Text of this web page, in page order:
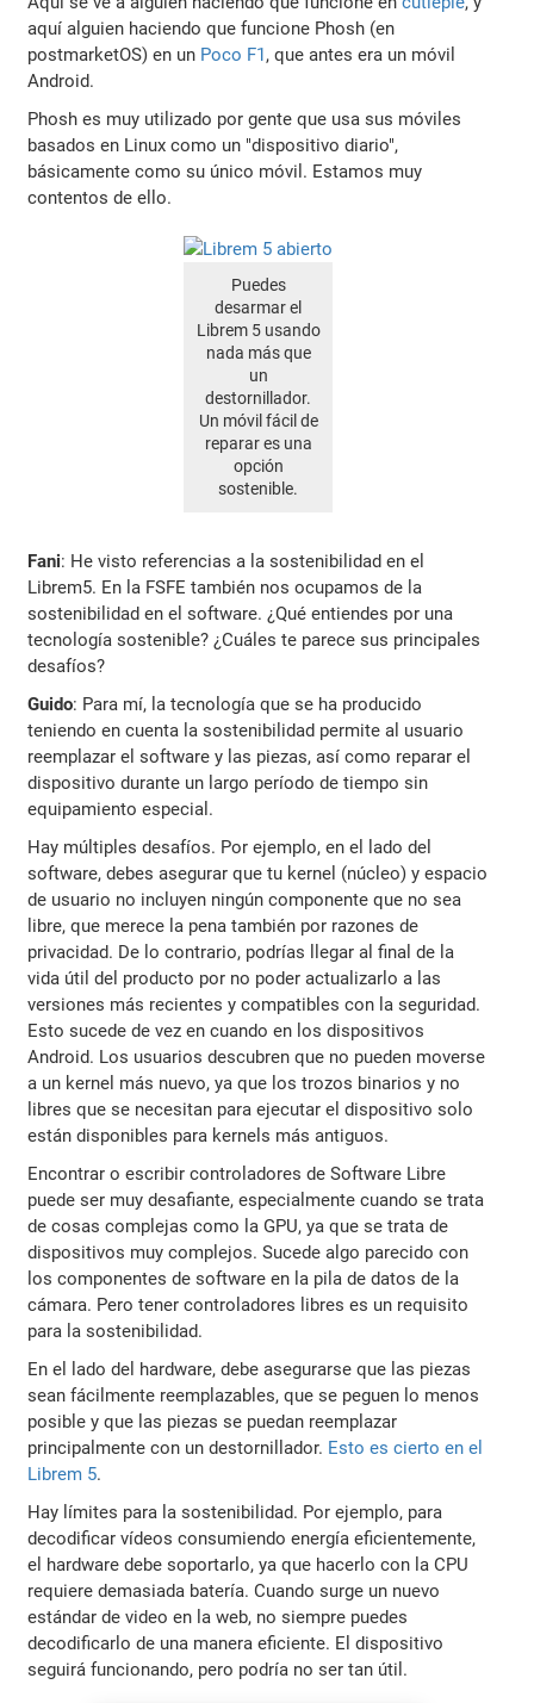
aquí alguien haciendo que funcione Phosh (en
postmarketOS) en un Poco F1, que antes era un móvil
Android.
Phosh es muy utilizado por gente que usa sus móviles
basados en Linux como un "dispositivo diario",
básicamente como su único móvil. Estamos muy
contentos de ello.
Puedes
desarmar el
Librem 5 usando
nada más que
un
destornillador.
Un móvil fácil de
reparar es una
opción
sostenible.
Fani: He visto referencias a la sostenibilidad en el
Librem5. En la FSFE también nos ocupamos de la
sostenibilidad en el software. ¿Qué entiendes por una
tecnología sostenible? ¿Cuáles te parece sus principales
desafíos?
Guido: Para mí, la tecnología que se ha producido
teniendo en cuenta la sostenibilidad permite al usuario
reemplazar el software y las piezas, así como reparar el
dispositivo durante un largo período de tiempo sin
equipamiento especial.
Hay múltiples desafíos. Por ejemplo, en el lado del
software, debes asegurar que tu kernel (núcleo) y espacio
de usuario no incluyen ningún componente que no sea
libre, que merece la pena también por razones de
privacidad. De lo contrario, podrías llegar al final de la
vida útil del producto por no poder actualizarlo a las
versiones más recientes y compatibles con la seguridad.
Esto sucede de vez en cuando en los dispositivos
Android. Los usuarios descubren que no pueden moverse
a un kernel más nuevo, ya que los trozos binarios y no
libres que se necesitan para ejecutar el dispositivo solo
están disponibles para kernels más antiguos.
Encontrar o escribir controladores de Software Libre
puede ser muy desafiante, especialmente cuando se trata
de cosas complejas como la GPU, ya que se trata de
dispositivos muy complejos. Sucede algo parecido con
los componentes de software en la pila de datos de la
cámara. Pero tener controladores libres es un requisito
para la sostenibilidad.
En el lado del hardware, debe asegurarse que las piezas
sean fácilmente reemplazables, que se peguen lo menos
posible y que las piezas se puedan reemplazar
principalmente con un destornillador. Esto es cierto en el
Librem 5.
Hay límites para la sostenibilidad. Por ejemplo, para
decodificar vídeos consumiendo energía eficientemente,
el hardware debe soportarlo, ya que hacerlo con la CPU
requiere demasiada batería. Cuando surge un nuevo
estándar de video en la web, no siempre puedes
decodificarlo de una manera eficiente. El dispositivo
seguirá funcionando, pero podría no ser tan útil.